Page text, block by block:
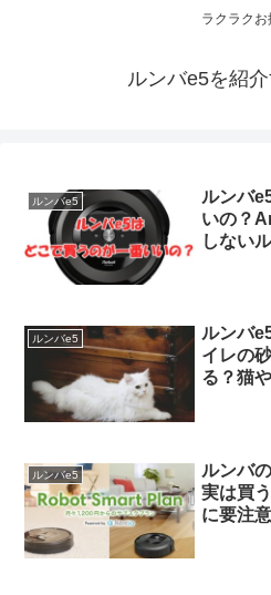
ラクラクお
ルンバe5を紹
ルンバe5
ルンバ
いの？
しない
ルンバe5
ルンバ
イレの
る？猫
ルンバe5
ルンバ
実は買
に要注